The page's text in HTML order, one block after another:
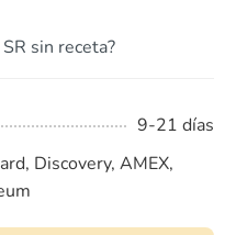
sin receta?
9-21 días
Discovery, AMEX,